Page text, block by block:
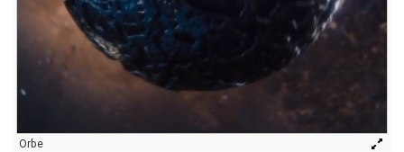
Orbe